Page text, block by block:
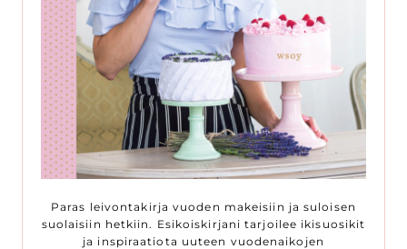
Paras leivontakirja vuoden makeisiin ja suloisen
suolaisiin hetkiin. Esikoiskirjani tarjoilee ikisuosikit
ja inspiraatiota uuteen vuodenaikojen